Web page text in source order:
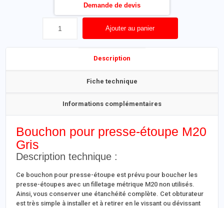
Ajouter au panier
Demande de devis
Description
Fiche technique
Informations complémentaires
Bouchon pour presse-étoupe M20
Gris
Description technique :
Ce bouchon pour presse-étoupe est prévu pour boucher les
presse-étoupes avec un filletage métrique M20 non utilisés.
Ainsi, vous conserver une étanchéité complète. Cet obturateur
est très simple à installer et à retirer en le vissant ou dévissant